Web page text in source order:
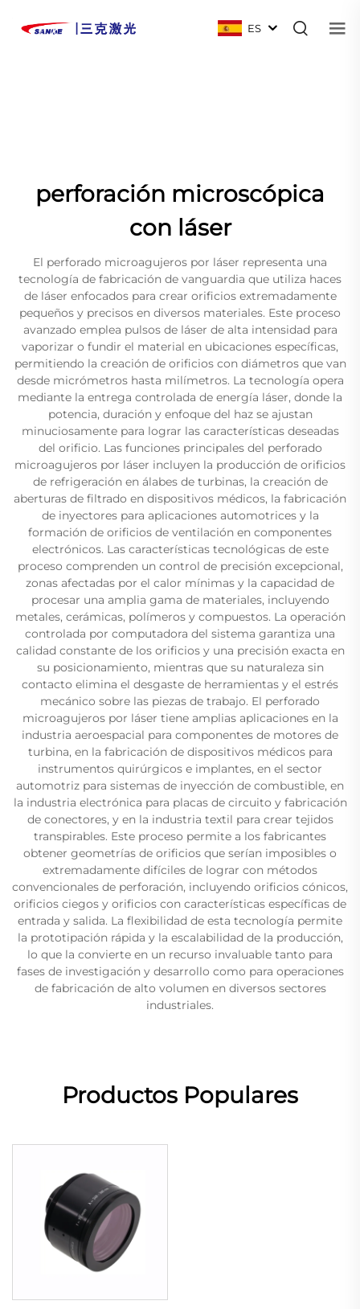
ES
perforación microscópica
con láser
El perforado microagujeros por láser representa una
tecnología de fabricación de vanguardia que utiliza haces
de láser enfocados para crear orificios extremadamente
pequeños y precisos en diversos materiales. Este proceso
avanzado emplea pulsos de láser de alta intensidad para
vaporizar o fundir el material en ubicaciones específicas,
permitiendo la creación de orificios con diámetros que van
desde micrómetros hasta milímetros. La tecnología opera
mediante la entrega controlada de energía láser, donde la
potencia, duración y enfoque del haz se ajustan
minuciosamente para lograr las características deseadas
del orificio. Las funciones principales del perforado
microagujeros por láser incluyen la producción de orificios
de refrigeración en álabes de turbinas, la creación de
aberturas de filtrado en dispositivos médicos, la fabricación
de inyectores para aplicaciones automotrices y la
formación de orificios de ventilación en componentes
electrónicos. Las características tecnológicas de este
proceso comprenden un control de precisión excepcional,
zonas afectadas por el calor mínimas y la capacidad de
procesar una amplia gama de materiales, incluyendo
metales, cerámicas, polímeros y compuestos. La operación
controlada por computadora del sistema garantiza una
calidad constante de los orificios y una precisión exacta en
su posicionamiento, mientras que su naturaleza sin
contacto elimina el desgaste de herramientas y el estrés
mecánico sobre las piezas de trabajo. El perforado
microagujeros por láser tiene amplias aplicaciones en la
industria aeroespacial para componentes de motores de
turbina, en la fabricación de dispositivos médicos para
instrumentos quirúrgicos e implantes, en el sector
automotriz para sistemas de inyección de combustible, en
la industria electrónica para placas de circuito y fabricación
de conectores, y en la industria textil para crear tejidos
transpirables. Este proceso permite a los fabricantes
obtener geometrías de orificios que serían imposibles o
extremadamente difíciles de lograr con métodos
convencionales de perforación, incluyendo orificios cónicos,
orificios ciegos y orificios con características específicas de
entrada y salida. La flexibilidad de esta tecnología permite
la prototipación rápida y la escalabilidad de la producción,
lo que la convierte en un recurso invaluable tanto para
fases de investigación y desarrollo como para operaciones
de fabricación de alto volumen en diversos sectores
industriales.
Productos Populares